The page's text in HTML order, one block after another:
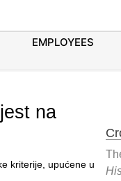
EMPLOYEES
na
kriterije, upućene u